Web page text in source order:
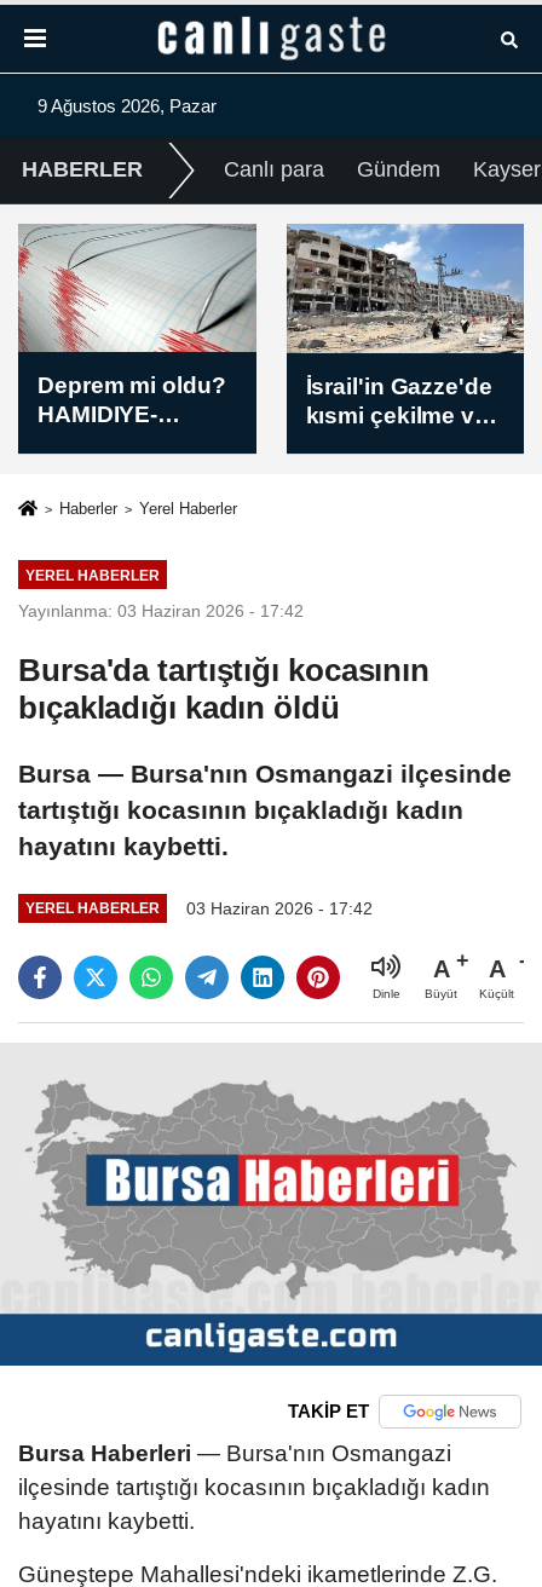
9 Ağustos 2026, Pazar
HABERLER Canlı para Gündem
İsrail'in Gazze'de
kısmi çekilme ve
seçeneğini
iddia edildi
Ürdün ve
Bahreyn dışişleri
Haberler Yerel Haberler
YEREL HABERLER
Yayınlanma: 03 Haziran 2026 - 17:42
Bursa'da tartıştığı kocasının
bıçakladığı kadın öldü
Bursa — Bursa'nın Osmangazi ilçesinde
tartıştığı kocasının bıçakladığı kadın
hayatını kaybetti.
YEREL HABERLER 03 Haziran 2026 - 17:42
Dinle
A
Büyüt
A
Küçült
TAKİP ET
Bursa Haberleri — Bursa'nın Osmangazi
ilçesinde tartıştığı kocasının bıçakladığı kadın
hayatını kaybetti.
Güneştepe Mahallesi'ndeki ikametlerinde Z.G.